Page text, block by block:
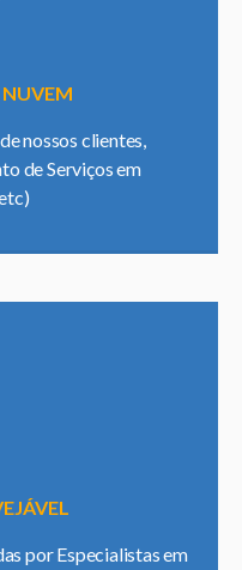
NUVEM
nossos clientes,
de Serviços em
por Especialistas em